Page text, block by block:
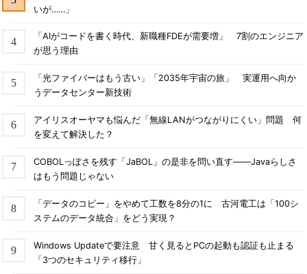
いが……」
「AIがコードを書く時代、新職種FDEが需要増」 7割のエンジニア
が思う理由
「光ファイバーはもう古い」「2035年宇宙の旅」 実運用へ向か
うデータセンター新技術
アイリスオーヤマも悩んだ「無線LANがつながりにくい」問題 何
を変えて解決した？
COBOLっぽさを残す「JaBOL」の是非を問い直す――Javaらしさ
はもう問題じゃない
「データのコピー」をやめて工数を8分の1に 古河電工は「100シ
ステムのデータ統合」をどう実現？
Windows Updateで要注意 甘く見るとPCの起動も認証も止まる
「3つのセキュリティ移行」